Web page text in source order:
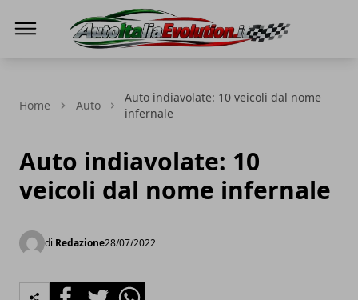
Home Auto
Auto indiavolate: 10 veicoli dal nome
infernale
Auto indiavolate: 10
veicoli dal nome infernale
di Redazione28/07/2022
FacebookTwitterWhatsapp